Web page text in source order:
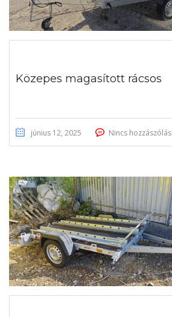
Közepes magasított rácsos
június 12, 2025 Nincs hozzászólás